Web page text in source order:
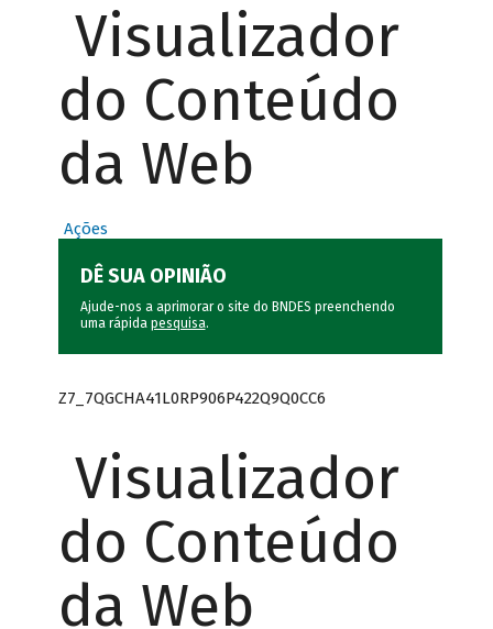
Visualizador
do Conteúdo
da Web
Ações
DÊ SUA OPINIÃO
Ajude-nos a aprimorar o site do BNDES preenchendo
uma rápida pesquisa.
Z7_7QGCHA41L0RP906P422Q9Q0CC6
Visualizador
do Conteúdo
da Web